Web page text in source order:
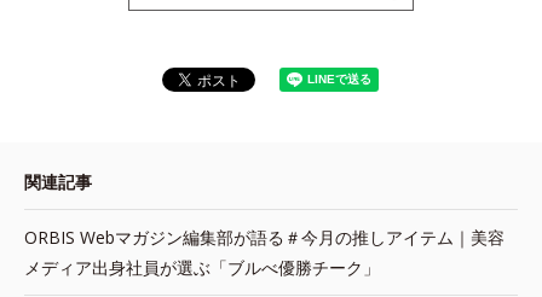
関連記事
ORBIS Webマガジン編集部が語る＃今月の推しアイテム｜美容
メディア出身社員が選ぶ「ブルべ優勝チーク」